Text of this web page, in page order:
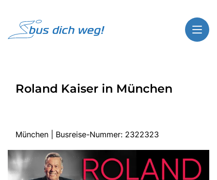
Highlights
Start
Roland Kaiser in München
München | Busreise-Nummer: 2322323